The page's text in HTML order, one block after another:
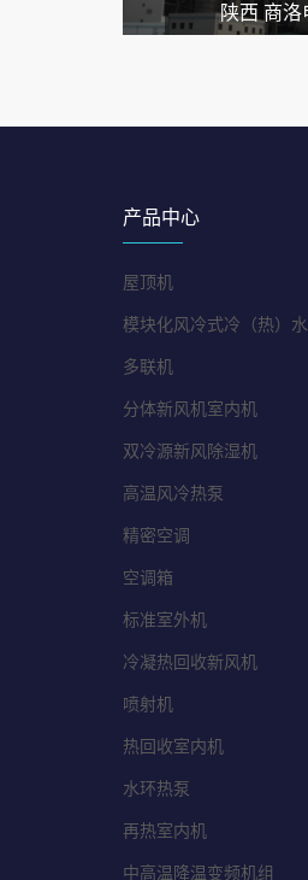
陕西 商洛
产品中心
屋顶机
模块化风冷式冷（热）
多联机
分体新风机室内机
双冷源新风除湿机
高温风冷热泵
精密空调
空调箱
标准室外机
冷凝热回收新风机
喷射机
热回收室内机
水环热泵
再热室内机
中高温降温变频机组